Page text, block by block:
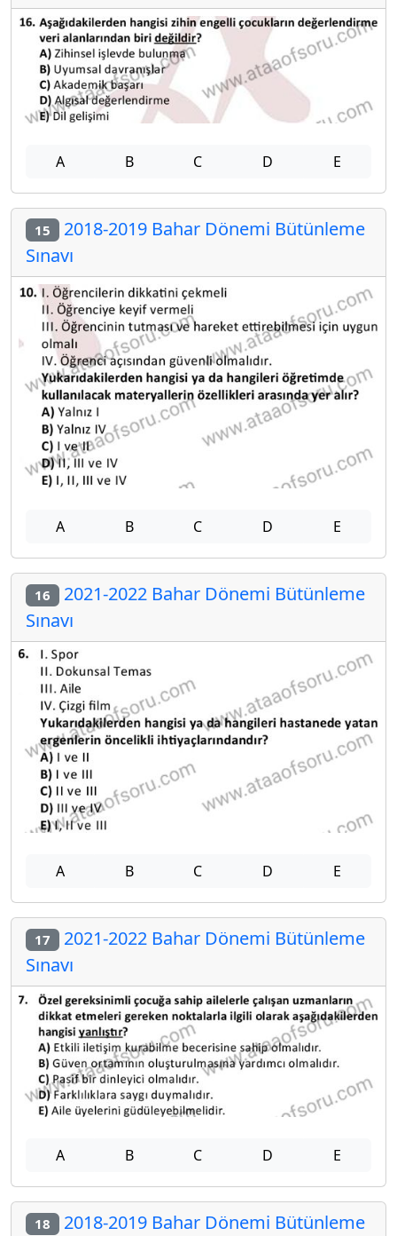
A B C D E
15 2018-2019 Bahar Dönemi Bütünleme
Sınavı
A B C D E
16 2021-2022 Bahar Dönemi Bütünleme
Sınavı
A B C D E
17 2021-2022 Bahar Dönemi Bütünleme
Sınavı
A B C D E
18 2018-2019 Bahar Dönemi Bütünleme